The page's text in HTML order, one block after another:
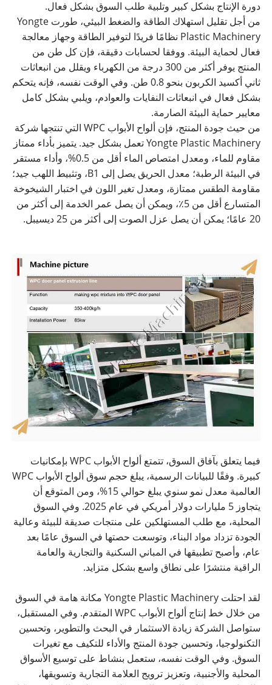
دورة الإنتاج بشكل كبير وتلبية طلب السوق بشكل فعال.
من أجل تقليل استهلاك الطاقة والضغط البيئي، طورت Yongte
Plastic Machinery نظامًا فريدًا لتوفير الطاقة وجهاز معالجة
فعال لحماية البيئة. ووفقا لحسابات دقيقة، فإن كل طن من
المنتج يوفر أكثر من 300 درجة من الكهرباء ويقلل من انبعاثات
ثاني أكسيد الكربون بنحو 0.8 طن. وفي الوقت نفسه، فإنه يتحكم
بشكل فعال في انبعاثات النفايات والعوادم، ويلبي بشكل كامل
معايير حماية البيئة الصارمة.
من حيث جودة المنتج، فإن ألواح الأبواب WPC التي تنتجها شركة
Yongte Plastic Machinery تعمل بشكل جيد. يتميز بأداء ممتاز
مقاوم للماء، ومعدل امتصاص الماء أقل من 0.5%، وأداء مستقر
في البيئة الرطبة؛ معدل الحريق يصل إلى B1، وتثبيط اللهب جيد؛
مقاومة الطقس ممتازة، ومعدل تغير اللون في اختبار الشيخوخة
المتسارع أقل من 5٪، ويمكن أن يصل عمر الخدمة إلى أكثر من
20 عامًا؛ يمكن أن يصل عزل الصوت إلى أكثر من 25 ديسيبل.
فيما يتعلق بآفاق السوق، تتمتع ألواح الأبواب WPC بإمكانيات
كبيرة. وفقًا للبيانات الرسمية، يبلغ حجم سوق ألواح الأبواب WPC
العالمية معدل نمو سنوي يبلغ حوالي 15%، ومن المتوقع أن
يتجاوز 5 مليارات دولار أمريكي في عام 2025. وفي السوق
المحلية، مع طلب المستهلكين على منتجات صديقة للبيئة وعالية
الجودة تزداد مواد البناء، وتوسعت حصتها في السوق عامًا بعد
عام، وأصبح تطبيقها في المباني السكنية والتجارية والعامة
الراقية منتشرًا على نطاق واسع بشكل متزايد.
لقد احتلت Yongte Plastic Machinery مكانة هامة في السوق
من خلال خط إنتاج ألواح الأبواب WPC المتقدم. وفي المستقبل،
ستواصل الشركة زيادة الاستثمار في البحث والتطوير، وتحسين
التكنولوجيا، وتحسين جودة المنتج والأداء للتكيف مع تغيرات
السوق. وفي الوقت نفسه، ستعمل بنشاط على توسيع الأسواق
المحلية والأجنبية، وتعزيز ترويج العلامة التجارية وتسويقها،